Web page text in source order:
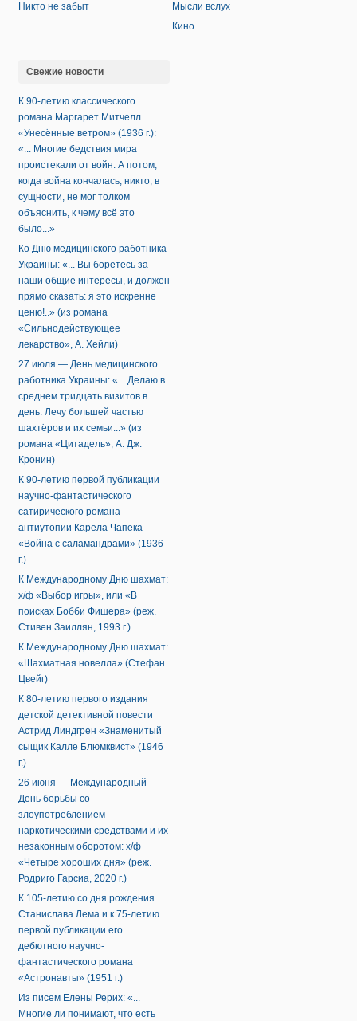
Никто не забыт
Мысли вслух
Кино
Свежие новости
К 90-летию классического
романа Маргарет Митчелл
«Унесённые ветром» (1936 г.):
«... Многие бедствия мира
проистекали от войн. А потом,
когда война кончалась, никто, в
сущности, не мог толком
объяснить, к чему всё это
было...»
Ко Дню медицинского работника
Украины: «... Вы боретесь за
наши общие интересы, и должен
прямо сказать: я это искренне
ценю!..» (из романа
«Сильнодействующее
лекарство», А. Хейли)
27 июля — День медицинского
работника Украины: «... Делаю в
среднем тридцать визитов в
день. Лечу большей частью
шахтёров и их семьи...» (из
романа «Цитадель», А. Дж.
Кронин)
К 90-летию первой публикации
научно-фантастического
сатирического романа-
антиутопии Карела Чапека
«Война с саламандрами» (1936
г.)
К Международному Дню шахмат:
х/ф «Выбор игры», или «В
поисках Бобби Фишера» (реж.
Стивен Заиллян, 1993 г.)
К Международному Дню шахмат:
«Шахматная новелла» (Стефан
Цвейг)
К 80-летию первого издания
детской детективной повести
Астрид Линдгрен «Знаменитый
сыщик Калле Блюмквист» (1946
г.)
26 июня — Международный
День борьбы со
злоупотреблением
наркотическими средствами и их
незаконным оборотом: х/ф
«Четыре хороших дня» (реж.
Родриго Гарсиа, 2020 г.)
К 105-летию со дня рождения
Станислава Лема и к 75-летию
первой публикации его
дебютного научно-
фантастического романа
«Астронавты» (1951 г.)
Из писем Елены Рерих: «...
Многие ли понимают, что есть